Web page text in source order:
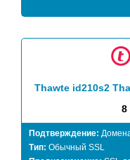
Thawte id210s2
8
Подтверждение:
Тип: Обычный SSL